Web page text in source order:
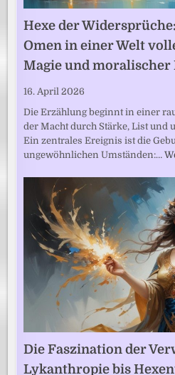
Hexe der
Omen in einer Welt
Magie und moralischer
16. April 2026
Die Erzählung beginnt in einer
der Macht durch Stärke, List und
Ein zentrales Ereignis ist die
ungewöhnlichen Umständen:…
Die Faszination der
Lykanthropie bis